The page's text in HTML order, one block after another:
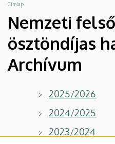
Archívum
DEBRECENI
Morzsa
Címlap
Nemzeti
ösztöndíjas
Archívum
2025/2026
2024/2025
2023/2024